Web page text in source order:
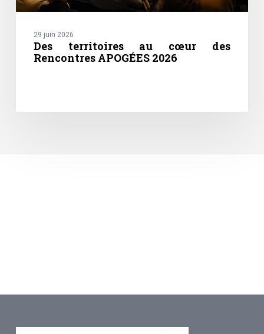
29 juin 2026
Des territoires au cœur des
Rencontres APOGÉES 2026